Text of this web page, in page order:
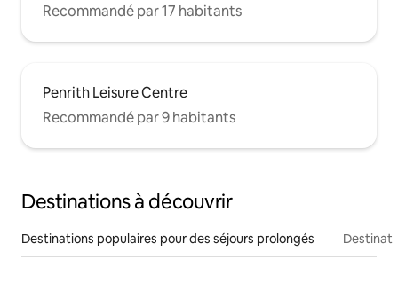
Recommandé par 17 habitants
Penrith Leisure Centre
Recommandé par 9 habitants
Destinations à découvrir
Destinations populaires pour des séjours prolongés